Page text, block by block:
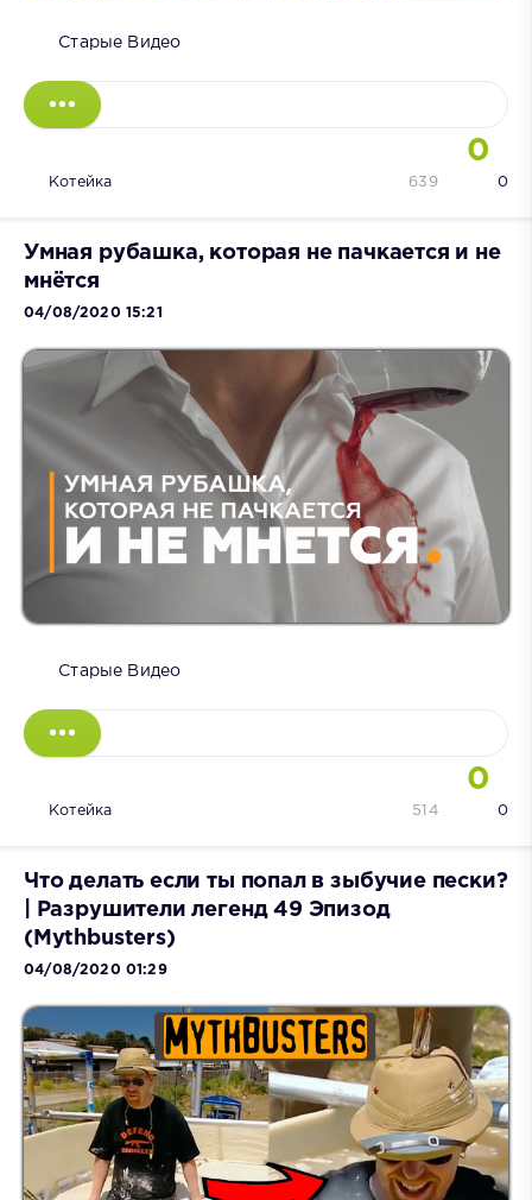
Старые Видео
0
Котейка 0
639
Умная рубашка, которая не пачкается и не
мнётся
04/08/2020 15:21
Старые Видео
0
Котейка 0
514
Что делать если ты попал в зыбучие пески?
| Разрушители легенд 49 Эпизод
(Mythbusters)
04/08/2020 01:29